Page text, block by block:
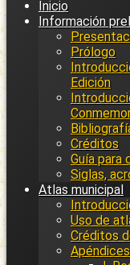
Inicio
Información
Prólogo
Edición
Créditos
Guía para
Siglas,
Atlas municipal
Uso de
Créditos